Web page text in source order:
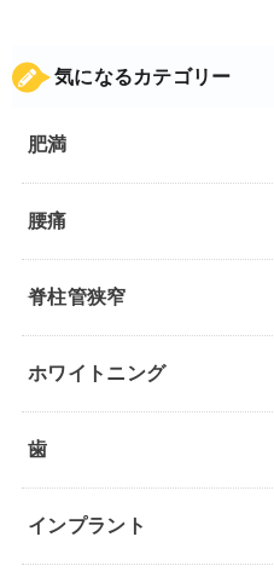
気になるカテゴリー
肥満
腰痛
脊柱管狭窄
ホワイトニング
歯
インプラント